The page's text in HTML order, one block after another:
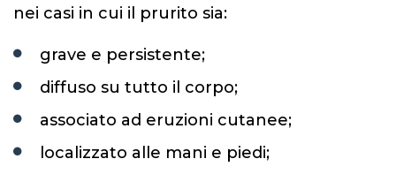
nei casi in cui il prurito sia:
grave e persistente;
diffuso su tutto il corpo;
associato ad eruzioni cutanee;
localizzato alle mani e piedi;